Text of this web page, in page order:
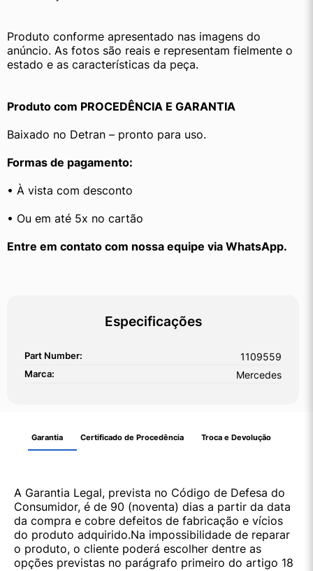
Produto conforme apresentado nas imagens do
anúncio. As fotos são reais e representam fielmente o
estado e as características da peça.
Produto com PROCEDÊNCIA E GARANTIA
Baixado no Detran – pronto para uso.
Formas de pagamento:
• À vista com desconto
• Ou em até 5x no cartão
﻿Entre em contato com nossa equipe via WhatsApp.
Especificações
Part Number: 1109559
Marca: Mercedes
Garantia Certificado de Procedência Troca e Devolução
A Garantia Legal, prevista no Código de Defesa do
Consumidor, é de 90 (noventa) dias a partir da data
da compra e cobre defeitos de fabricação e vícios
do produto adquirido.Na impossibilidade de reparar
o produto, o cliente poderá escolher dentre as
opções previstas no parágrafo primeiro do artigo 18